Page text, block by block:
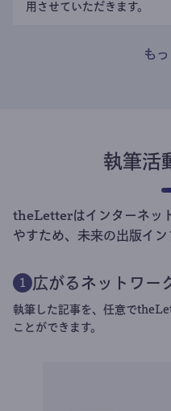
用させていただきます。
も
執筆活
theLetterはインターネッ
やすため、未来の出版イン
1 広がるネットワー
執筆した記事を、任意で
ことができます。